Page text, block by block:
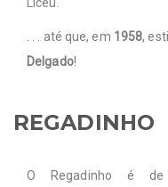
. . . até que, em 1958,
Delgado!
REGADINHO
O Regadinho é de